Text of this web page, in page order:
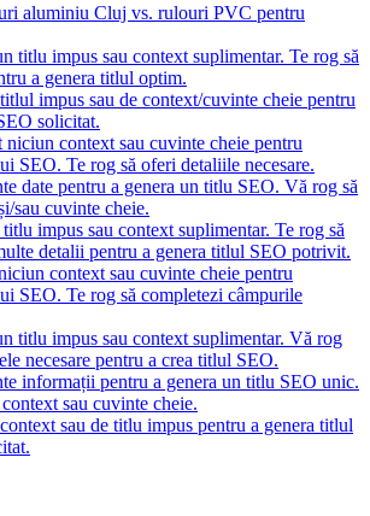
aluminiu Cluj vs. rulouri PVC pentru
titlu impus sau context suplimentar. Te rog să
a genera titlul optim.
impus sau de context/cuvinte cheie pentru
solicitat.
context sau cuvinte cheie pentru
SEO. Te rog să oferi detaliile necesare.
date pentru a genera un titlu SEO. Vă rog să
sau cuvinte cheie.
impus sau context suplimentar. Te rog să
detalii pentru a genera titlul SEO potrivit.
context sau cuvinte cheie pentru
SEO. Te rog să completezi câmpurile
titlu impus sau context suplimentar. Vă rog
necesare pentru a crea titlul SEO.
informații pentru a genera un titlu SEO unic.
sau cuvinte cheie.
sau de titlu impus pentru a genera titlul